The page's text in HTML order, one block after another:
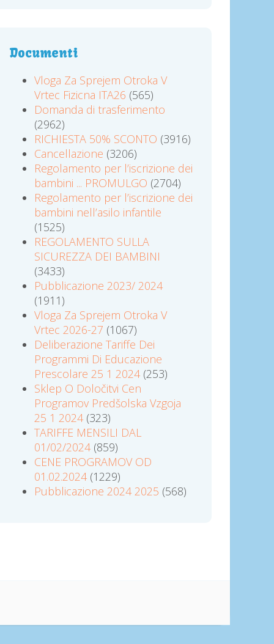
Documenti
Vloga Za Sprejem Otroka V
Vrtec Fizicna ITA26 (565)
Domanda di trasferimento
(2962)
RICHIESTA 50% SCONTO (3916)
Cancellazione (3206)
Regolamento per l’iscrizione dei
bambini ... PROMULGO (2704)
Regolamento per l’iscrizione dei
bambini nell’asilo infantile
(1525)
REGOLAMENTO SULLA
SICUREZZA DEI BAMBINI
(3433)
Pubblicazione 2023/ 2024
(1911)
Vloga Za Sprejem Otroka V
Vrtec 2026-27 (1067)
Deliberazione Tariffe Dei
Programmi Di Educazione
Prescolare 25 1 2024(253)
Sklep O Določitvi Cen
Programov Predšolska Vzgoja
25 1 2024(323)
TARIFFE MENSILI DAL
01/02/2024(859)
CENE PROGRAMOV OD
01.02.2024(1229)
Pubblicazione 2024 2025 (568)